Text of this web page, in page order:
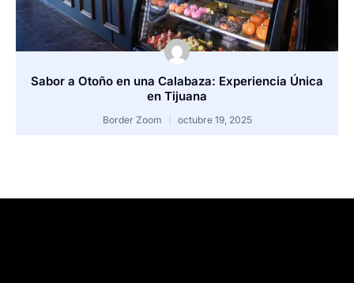
Sabor a Otoño en una Calabaza: Experiencia Única
en Tijuana
Border Zoom octubre 19, 2025